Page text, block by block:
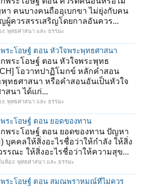
หา คนบางคนถืออุเบกขา ไม่ยุ่งกับคน
ผู้ควรสรรเสริญโดยกาลอันควร...
: พุทธศาสนา และ ธรรมะ
ระโอษฐ์ ตอน หัวใจพระพุทธศาสนา
พระโอษฐ์ ตอน หัวใจพระพุทธ
โอวาทปาฏิโมกข์ หลักคำสอน
ทธศาสนา หรือคำสอนอันเป็นหัวใจ
สนา ได้แก่...
: พุทธศาสนา และ ธรรมะ
ระโอษฐ์ ตอน ยอดของทาน
พระโอษฐ์ ตอน ยอดของทาน ปัญหา
บุคคลให้สิ่งอะไรชื่อว่าให้กำลัง ให้สิ่ง
รรณะ ให้สิ่งอะไรชื่อว่าให้ความสุข...
นห้อง: พุทธศาสนา และ ธรรมะ
ระโอษฐ์ ตอน สมณพราหมณ์ที่ไม่ควร